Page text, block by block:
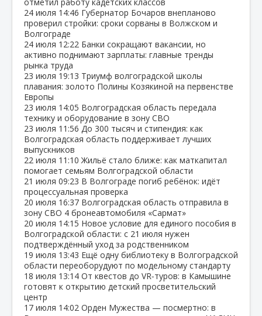
24 июля 14:46 Губернатор Бочаров внепланово
проверил стройки: сроки сорваны в Волжском и
Волгограде
24 июля 12:22 Банки сокращают вакансии, но
активно поднимают зарплаты: главные тренды
рынка труда
23 июля 19:13 Триумф волгоградской школы
плавания: золото Полины Козякиной на первенстве
Европы
23 июля 14:05 Волгоградская область передала
технику и оборудование в зону СВО
23 июля 11:56 До 300 тысяч и стипендия: как
Волгоградская область поддерживает лучших
выпускников
22 июля 11:10 Жильё стало ближе: как маткапитал
помогает семьям Волгоградской области
21 июля 09:23 В Волгограде погиб ребёнок: идёт
процессуальная проверка
20 июля 16:37 Волгоградская область отправила в
зону СВО 4 бронеавтомобиля «Сармат»
20 июля 14:15 Новое условие для единого пособия в
Волгоградской области: с 21 июля нужен
подтверждённый уход за родственником
19 июля 13:43 Ещё одну библиотеку в Волгоградской
области переоборудуют по модельному стандарту
18 июля 13:14 От квестов до VR‑туров: в Камышине
готовят к открытию детский просветительский
центр
17 июля 14:02 Орден Мужества — посмертно: в